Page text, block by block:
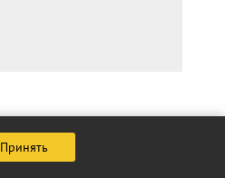
Принять